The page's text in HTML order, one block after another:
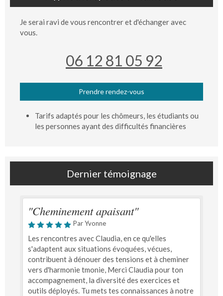
Je serai ravi de vous rencontrer et d'échanger avec
vous.
06 12 81 05 92
Prendre rendez-vous
Tarifs adaptés pour les chômeurs, les étudiants ou
les personnes ayant des difficultés financières
Dernier témoignage
"Cheminement apaisant"
Par Yvonne
Les rencontres avec Claudia, en ce qu'elles
s'adaptent aux situations évoquées, vécues,
contribuent à dénouer des tensions et à cheminer
vers d'harmonie tmonie, Merci Claudia pour ton
accompagnement, la diversité des exercices et
outils déployés. Tu mets tes connaissances à notre